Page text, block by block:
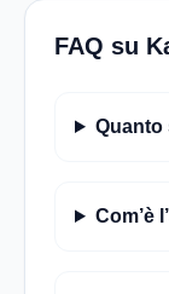
FAQ su
Quanto
Com’è